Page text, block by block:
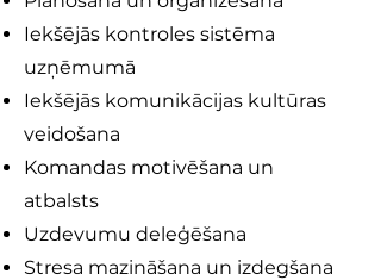
Iekšējās kontroles sistēma
uzņēmumā
Iekšējās komunikācijas kultūras
veidošana
Komandas motivēšana un
atbalsts
Uzdevumu deleģēšana
Stresa mazināšana un izdegšana